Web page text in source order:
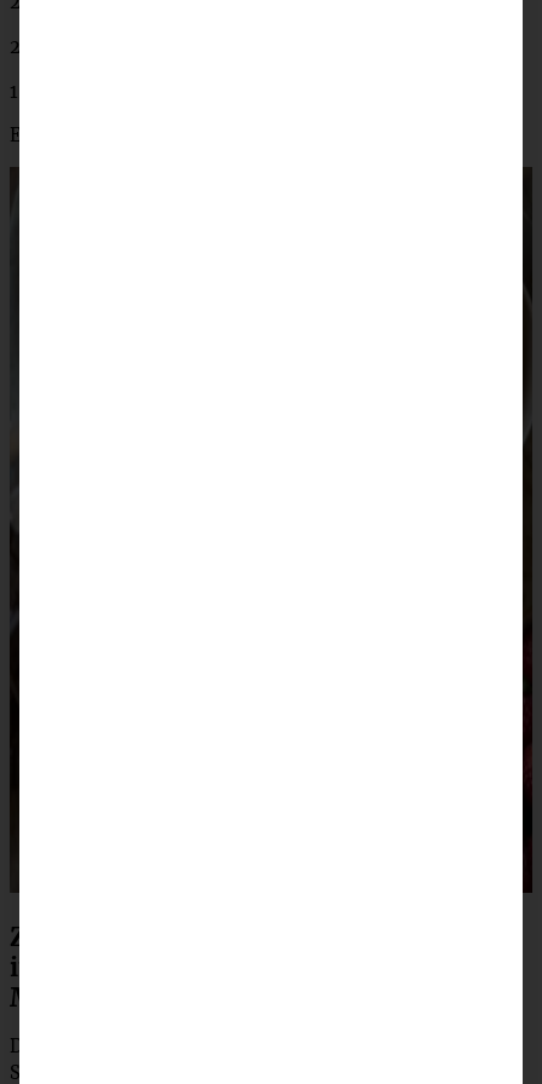
2 EL Zucker
1 EL Kakao
Erdbeeren
Zubereitung Torta Caprese –
italienischer Schokoladenkuchen ohne
Mehl
Den Backofen auf 175 °C Ober-/Unterhitze vorheizen. Die
Springform einfetten und beiseite stellen.